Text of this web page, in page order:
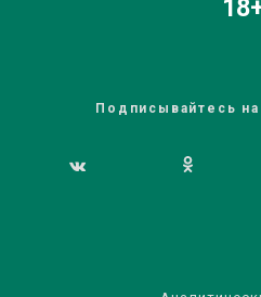
Подписывайтесь